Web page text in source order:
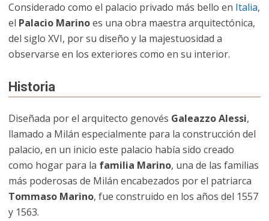
Considerado como el palacio privado más bello en Italia,
el Palacio Marinoes una obra maestra arquitectónica,
del siglo XVI, por su diseño y la majestuosidad a
observarse en los exteriores como en su interior.
Historia
Diseñada por el arquitecto genovés Galeazzo Alessi,
llamado a Milán especialmente para la construcción del
palacio, en un inicio este palacio había sido creado
como hogar para la familia Marino, una de las familias
más poderosas de Milán encabezados por el patriarca
Tommaso Marino, fue construido en los años del 1557
y 1563.